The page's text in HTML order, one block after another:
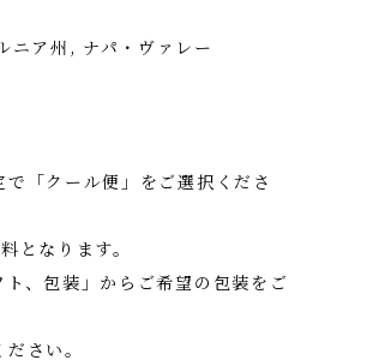
ア州, ナパ・ヴァレー
「クール便」をご選択くださ
となります。
、包装」からご希望の包装をご
さい。